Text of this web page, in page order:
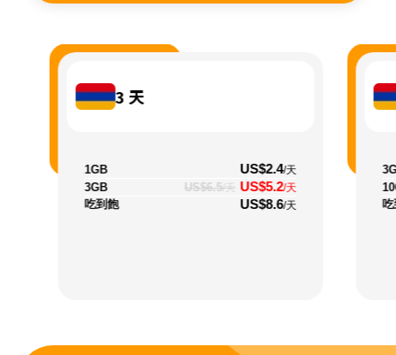
3 天
1GB US$2.4/天
3GB US$6.5/天 US$5.2/天
吃到飽 US$8.6/天
吃